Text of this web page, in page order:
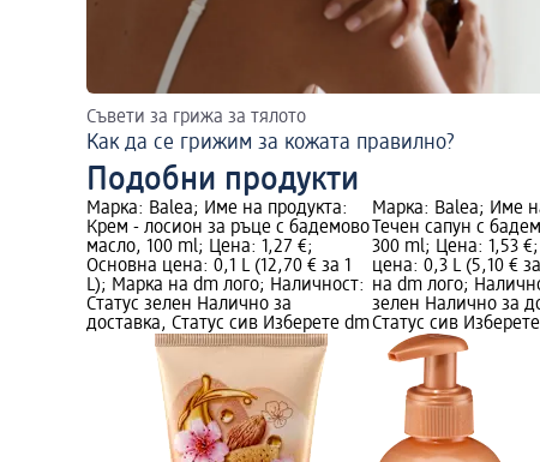
Съвети за грижа за тялото
Как да се грижим за кожата правилно?
Подобни продукти
Марка: Balea; Име на продукта:
Крем - лосион за ръце с бадемово
масло, 100 ml; Цена: 1,27 €;
Основна цена: 0,1 L (12,70 € за 1
L); Марка на dm лого; Наличност:
Статус зелен Налично за
доставка, Статус сив Изберете dm
Марка: Balea; Име
Течен сапун с
300 ml; Цена: 1,53
цена: 0,3 L (5,10 €
на dm лого;
зелен Налично за
Статус сив